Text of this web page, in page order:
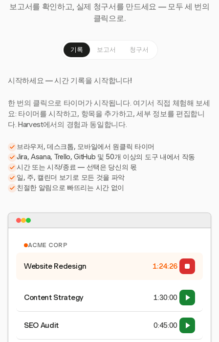
보고서를 확인하고, 실제 청구서를 만드세요 — 모두 세 번의
클릭으로.
기록 보고서 청구서
시작하세요 — 시간 기록을 시작합니다!
한 번의 클릭으로 타이머가 시작됩니다. 여기서 직접 체험해 보세
요: 타이머를 시작하고, 항목을 추가하고, 세부 정보를 편집합니
다. Harvest에서의 경험과 동일합니다.
브라우저, 데스크톱, 모바일에서 원클릭 타이머
Jira, Asana, Trello, GitHub 및 50개 이상의 도구 내에서 작동
시간 또는 시작/종료 — 선택은 당신의 몫
일, 주, 캘린더 보기로 모든 것을 파악
친절한 알림으로 빠뜨리는 시간 없이
ACME CORP
Website Redesign 1:24:26
Content Strategy 1:30:00
SEO Audit 0:45:00